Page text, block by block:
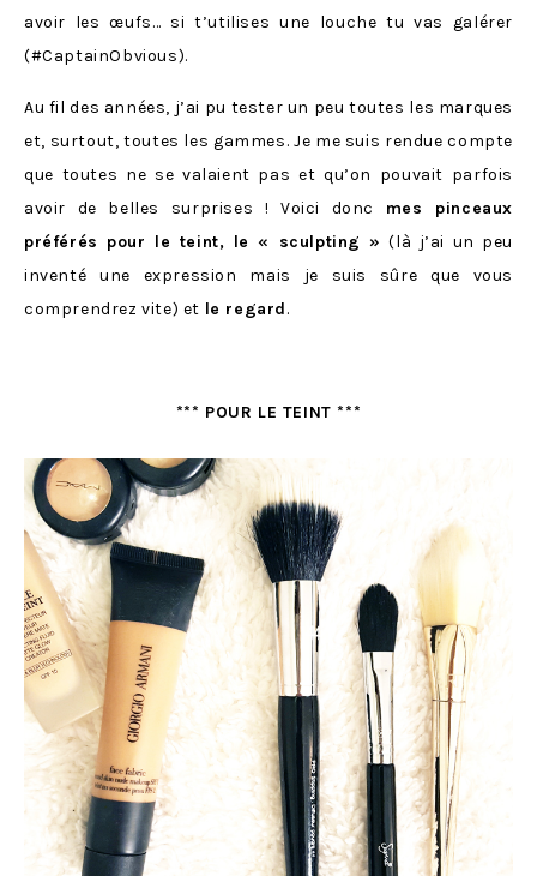
avoir les œufs… si t’utilises une louche tu vas galérer
(#CaptainObvious).
Au fil des années, j’ai pu tester un peu toutes les marques
et, surtout, toutes les gammes. Je me suis rendue compte
que toutes ne se valaient pas et qu’on pouvait parfois
avoir de belles surprises ! Voici donc mes pinceaux
préférés pour le teint, le « sculpting » (là j’ai un peu
inventé une expression mais je suis sûre que vous
comprendrez vite) et le regard.
*** POUR LE TEINT ***